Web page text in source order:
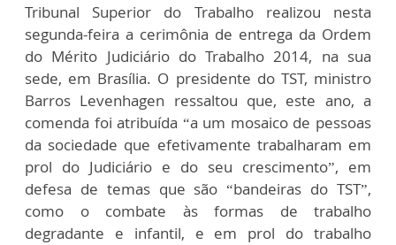
Tribunal Superior do Trabalho realizou nesta
segunda-feira a cerimônia de entrega da Ordem
do Mérito Judiciário do Trabalho 2014, na sua
sede, em Brasília. O presidente do TST, ministro
Barros Levenhagen ressaltou que, este ano, a
comenda foi atribuída “a um mosaico de pessoas
da sociedade que efetivamente trabalharam em
prol do Judiciário e do seu crescimento”, em
defesa de temas que são “bandeiras do TST”,
como o combate às formas de trabalho
degradante e infantil, e em prol do trabalho